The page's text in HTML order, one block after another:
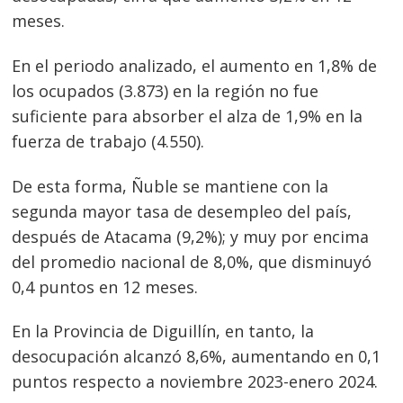
meses.
En el periodo analizado, el aumento en 1,8% de
los ocupados (3.873) en la región no fue
suficiente para absorber el alza de 1,9% en la
fuerza de trabajo (4.550).
De esta forma, Ñuble se mantiene con la
segunda mayor tasa de desempleo del país,
después de Atacama (9,2%); y muy por encima
del promedio nacional de 8,0%, que disminuyó
0,4 puntos en 12 meses.
En la Provincia de Diguillín, en tanto, la
desocupación alcanzó 8,6%, aumentando en 0,1
puntos respecto a noviembre 2023-enero 2024.